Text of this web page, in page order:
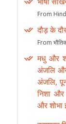
From
दौड़ के
From भौतिक
मधु और
अंजलि और
अंजलि,
निशा
और शोभा